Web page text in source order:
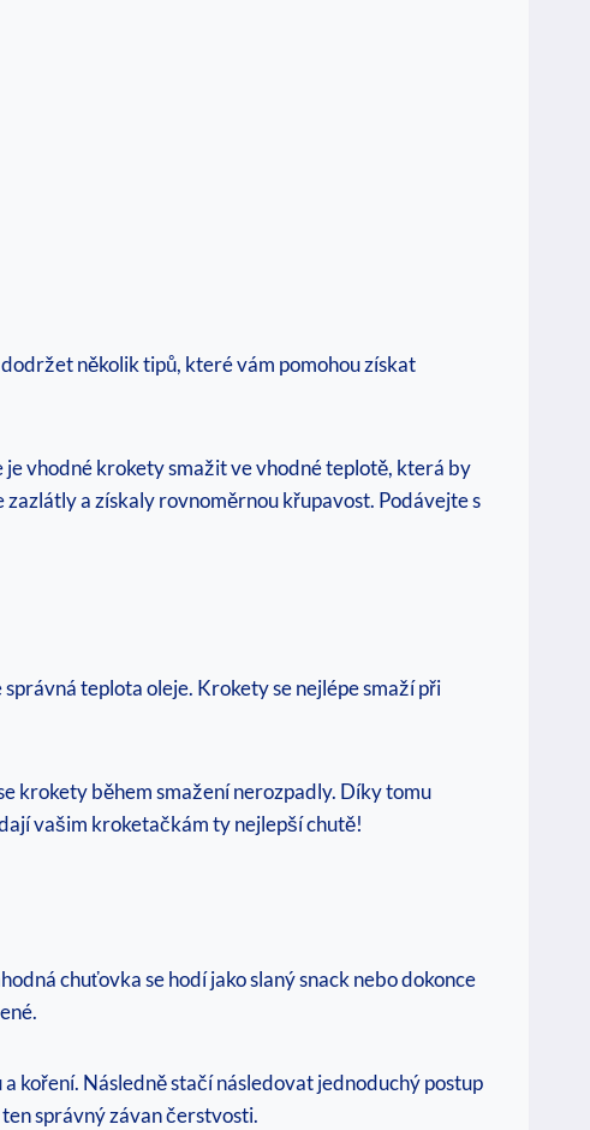
několik tipů, které vám pomohou získat
vhodné krokety smažit ve vhodné teplotě, která by
a získaly rovnoměrnou křupavost. Podávejte s
teplota oleje. Krokety se nejlépe smaží při
krokety během smažení nerozpadly. Díky tomu
vašim kroketačkám ty nejlepší chutě!
chuťovka se hodí jako slaný snack nebo dokonce
koření. Následně stačí následovat jednoduchý postup
správný závan čerstvosti.